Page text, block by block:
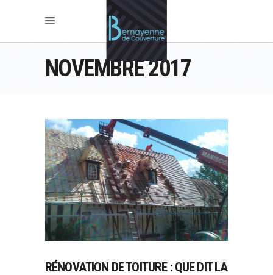
NOVEMBRE 2017
RÉNOVATION DE TOITURE : QUE DIT LA